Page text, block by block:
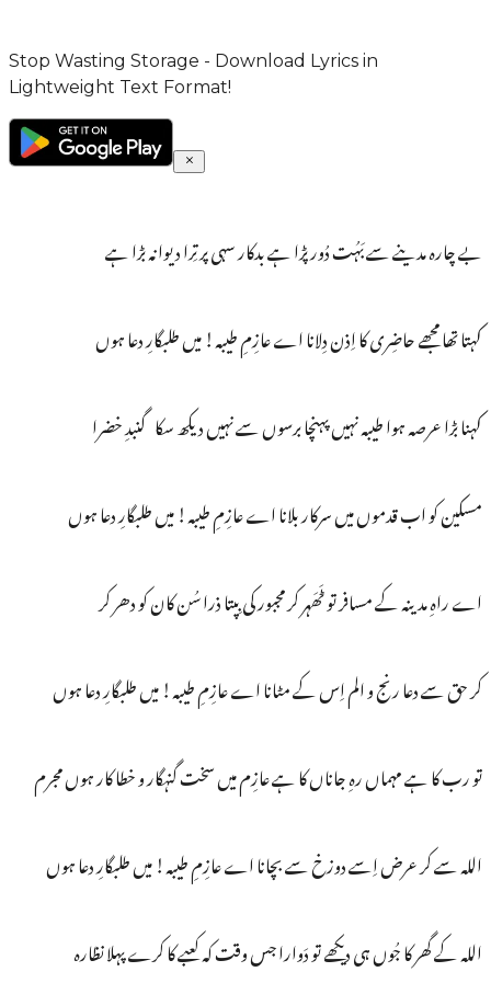
Stop Wasting Storage - Download Lyrics in
Lightweight Text Format!
بے چارہ مدینے سے بَہُت دُور پڑا ہے بدکار سہی پر تِرا دیوانہ بڑا ہے
کہتا تھا مجھے حاضِری کا اِذن دِلانا اے عازِمِ طیبہ! میں طلبگارِ دعا ہوں
کہنا بڑا عرصہ ہوا طیبہ نہیں پہنچا برسوں سے نہیں دیکھ سکا گنبدِ خضرا
مسکین کو اب قدموں میں سرکار بلانا اے عازِمِ طیبہ! میں طلبگارِ دعا ہوں
اے راہِ مدینہ کے مسافر تو ٹَھَہر کر مجبور کی بِپتا ذرا سُن کان کو دھر کر
کر حق سے دعا رنج و الم اِس کے مٹانا اے عازِمِ طیبہ! میں طلبگارِ دعا ہوں
تو رب کا ہے مہماں رہِ جاناں کا ہے عازِم میں سخت گنہگار و خطا کار ہوں مجرم
اللہ سے کر عرض اِسے دوزخ سے بچانا اے عازِمِ طیبہ! میں طلبگارِ دعا ہوں
اللہ کے گھر کا جُوں ہی دیکھے تو دَوارا جس وقت کہ کعبے کا کرے پہلا نظارہ